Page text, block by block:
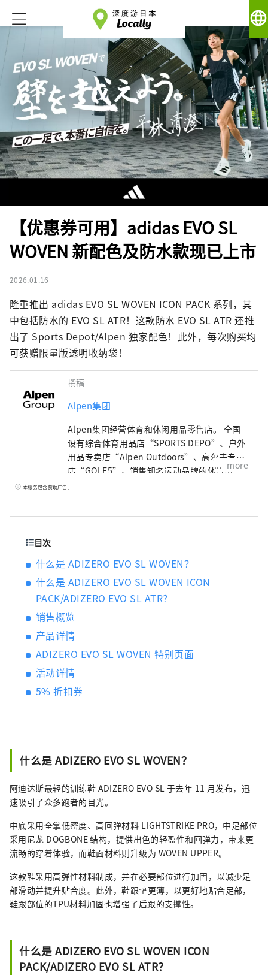
language
【优惠券可用】adidas EVO SL
WOVEN 新配色及防水款现已上市
2026.01.16
隆重推出 adidas EVO SL WOVEN ICON PACK 系列，其
中包括防水的 EVO SL ATR！这款防水 EVO SL ATR 还推
出了 Sports Depot/Alpen 独家配色！此外，每次购买均
可获赠限量版透明收纳袋！
撰稿
Alpen集团
Alpen集团经营体育和休闲用品零售店。 全国
设有综合体育用品店“SPORTS DEPO”、户外
用品专卖店“Alpen Outdoors”、高尔夫专卖
店“GOLF5”，销售知名运动品牌的体育用
品。作为高度时尚的服装和鞋子。我们提供广
more
本服务包含赞助广告。
目次
什么是 ADIZERO EVO SL WOVEN？
什么是 ADIZERO EVO SL WOVEN ICON
PACK/ADIZERO EVO SL ATR？
销售概览
产品详情
ADIZERO EVO SL WOVEN 特别页面
活动详情
5% 折扣券
什么是 ADIZERO EVO SL WOVEN？
阿迪达斯最轻的训练鞋 ADIZERO EVO SL 于去年 11 月发布，迅
速吸引了众多跑者的目光。
中底采用全掌低密度、高回弹材料 LIGHTSTRIKE PRO，中足部位
采用尼龙 DOGBONE 结构，提供出色的轻盈性和回弹力，带来更
流畅的穿着体验，而鞋面材料则升级为 WOVEN UPPER。
这款鞋采用高弹性材料制成，并在必要部位进行加固，以减少足
部滑动并提升贴合度。此外，鞋跟垫更薄，以更好地贴合足部，
鞋跟部位的TPU材料加固也增强了后跟的支撑性。
什么是 ADIZERO EVO SL WOVEN ICON
PACK/ADIZERO EVO SL ATR？